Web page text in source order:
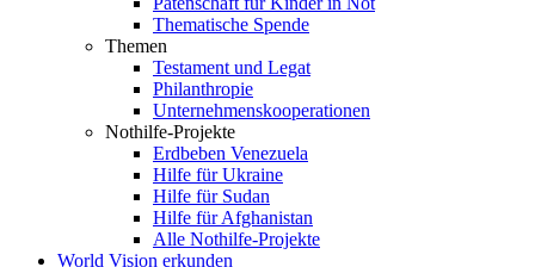
Thematische Spende
Themen
Testament und Legat
Philanthropie
Unternehmenskooperationen
Nothilfe-Projekte
Erdbeben Venezuela
Hilfe für Ukraine
Hilfe für Sudan
Hilfe für Afghanistan
Alle Nothilfe-Projekte
World Vision erkunden